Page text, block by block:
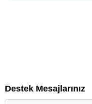
Destek Mesajlarınız